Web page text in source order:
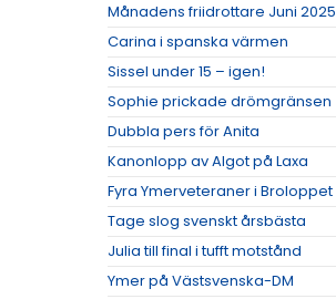
Månadens friidrottare Juni 2025
Carina i spanska värmen
Sissel under 15 – igen!
Sophie prickade drömgränsen
Dubbla pers för Anita
Kanonlopp av Algot på Laxa
Fyra Ymerveteraner i Broloppet
Tage slog svenskt årsbästa
Julia till final i tufft motstånd
Ymer på Västsvenska-DM